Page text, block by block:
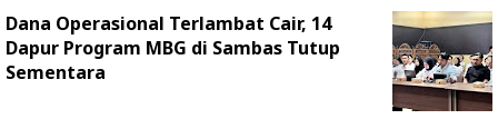
Dana Operasional Terlambat Cair, 14
Dapur Program MBG di Sambas Tutup
Sementara